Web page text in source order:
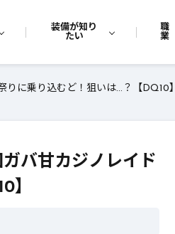
装備が知り
たい
職
業
に乗り込むど！狙いは…？【DQ10】
バ甘カジノレイド
】